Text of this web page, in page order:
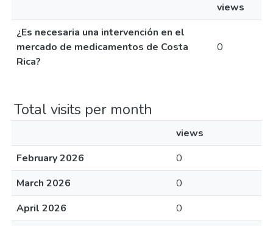
views
¿Es necesaria una intervención en el
mercado de medicamentos de Costa
Rica?
0
Total visits per month
views
February 2026
0
March 2026
0
April 2026
0